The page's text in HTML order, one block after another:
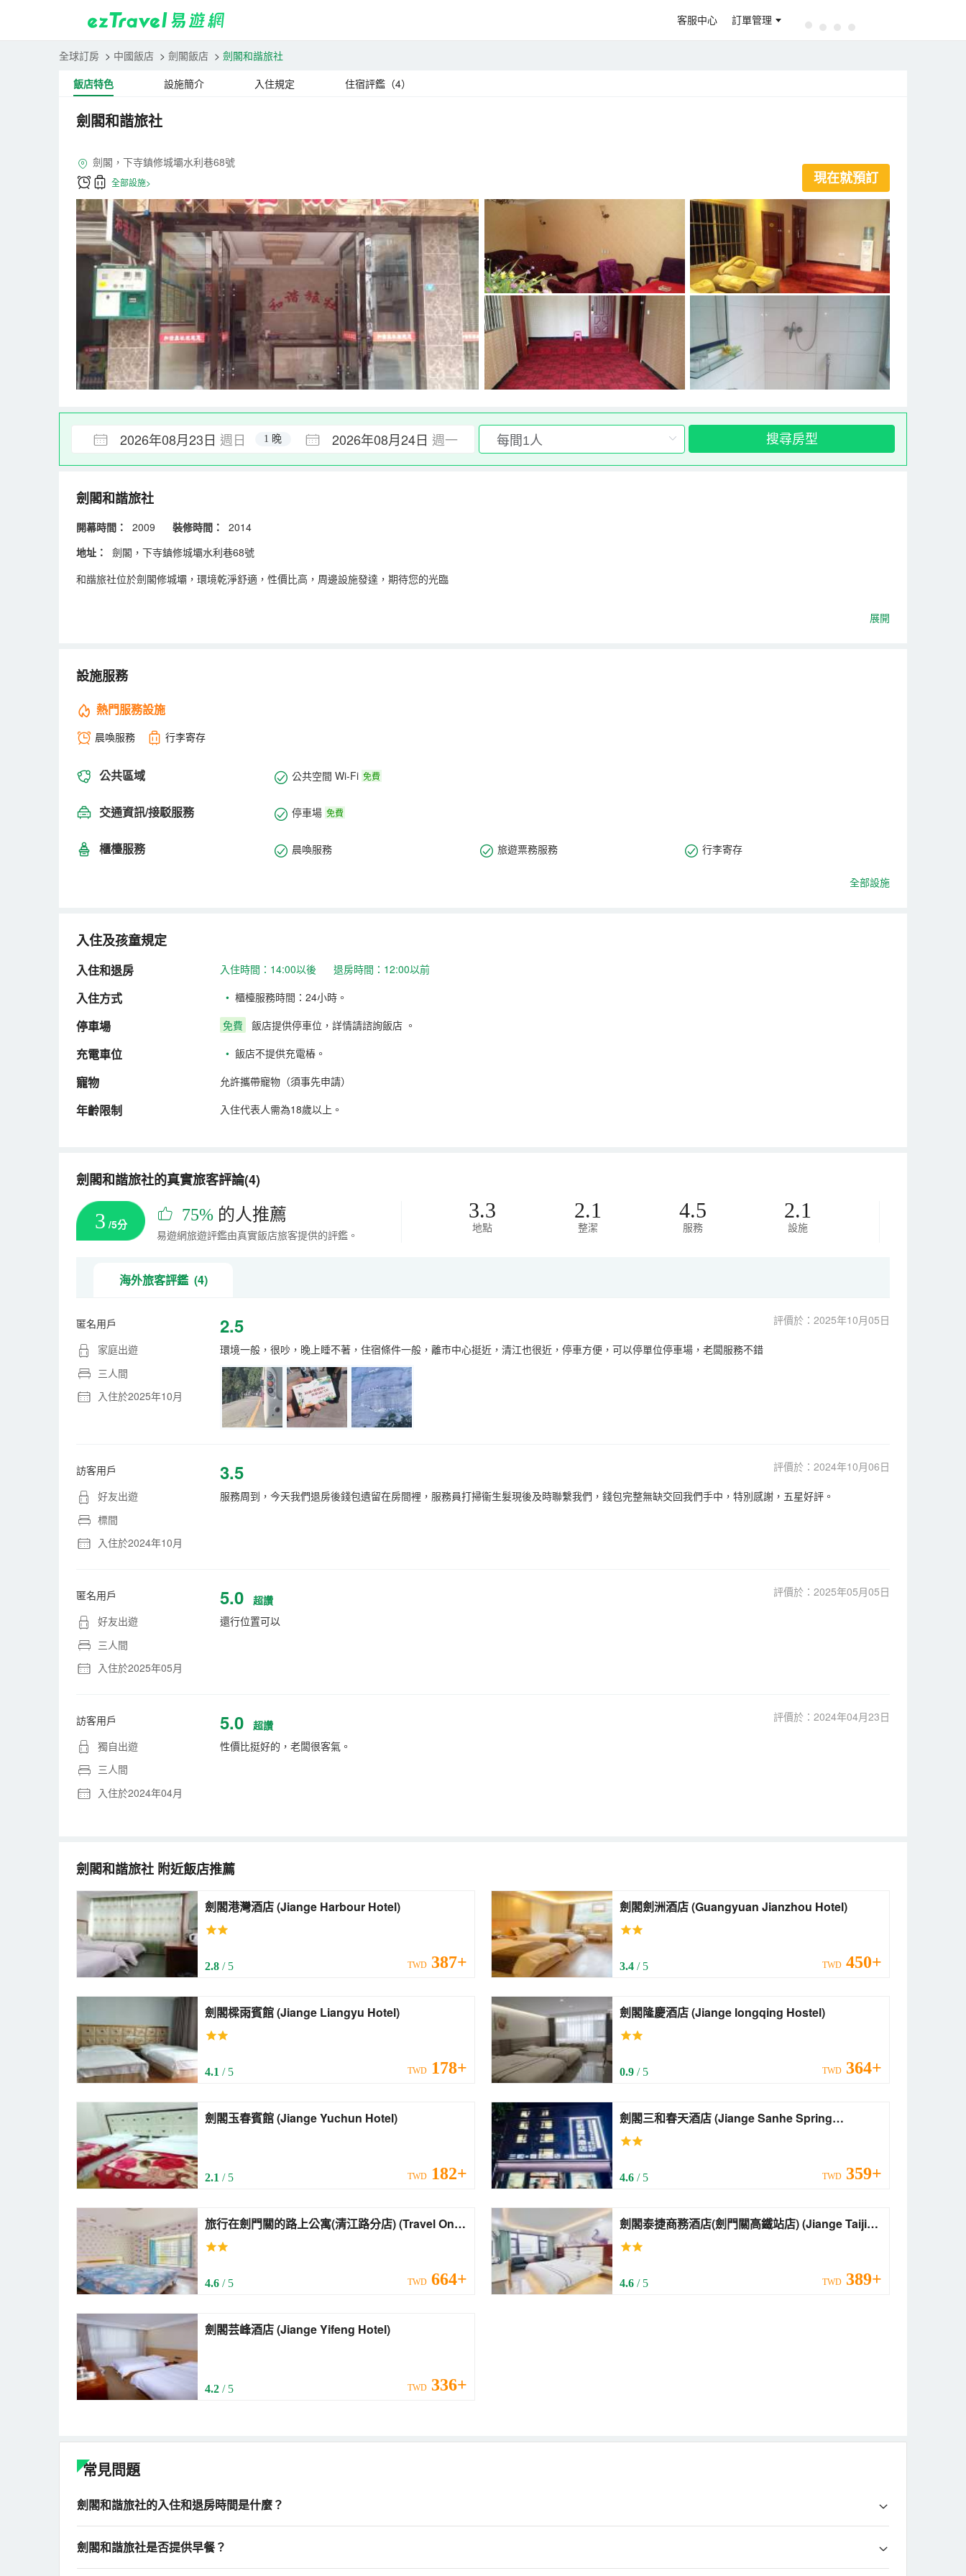
客服中心 訂單管理
全球訂房 > 中國飯店 > 劍閣飯店 > 劍閣和諧旅社
飯店特色
設施簡介 入住規定 住宿評鑑（4）
劍閣和諧旅社
劍閣，下寺鎮修城壩水利巷68號
全部設施> 現在就預訂
2026年08月23日 週日 2026年08月24日 週一
1 晚 搜尋房型
劍閣和諧旅社
開幕時間： 2009 裝修時間：
2014
地址：
劍閣，下寺鎮修城壩水利巷68號
和諧旅社位於劍閣修城壩，環境乾淨舒適，性價比高，周邊設施發達，期待您的光臨
展開
設施服務
熱門服務設施
晨喚服務 行李寄存
公共區域 公共空間 Wi-Fi 免費
交通資訊/接駁服務 停車場 免費
櫃檯服務 晨喚服務 旅遊票務服務 行李寄存
全部設施
入住及孩童規定
入住和退房 入住時間：14:00以後 退房時間：12:00以前
入住方式 • 櫃檯服務時間：24小時。
停車場 免費 飯店提供停車位，詳情請諮詢飯店 。
充電車位 • 飯店不提供充電樁。
寵物 允許攜帶寵物（須事先申請）
年齡限制 入住代表人需為18歲以上。
劍閣和諧旅社的真實旅客評論(4)
3 /5分 75% 的人推薦
易遊網旅遊評鑑由真實飯店旅客提供的評鑑。
3.3
地點
2.1
整潔
4.5
服務
2.1
設施
海外旅客評鑑 (4)
匿名用戶
家庭出遊
三人間
入住於2025年10月
2.5 評價於：2025年10月05日
環境一般，很吵，晚上睡不著，住宿條件一般，離市中心挺近，清江也很近，停車方便，可以停單位停車場，老闆服務不錯
訪客用戶
好友出遊
標間
入住於2024年10月
3.5 評價於：2024年10月06日
服務周到，今天我們退房後錢包遺留在房間裡，服務員打掃衞生髮現後及時聯繫我們，錢包完整無缺交回我們手中，特別感謝，五星好評。
匿名用戶
好友出遊
三人間
入住於2025年05月
5.0 超讚
評價於：2025年05月05日
還行位置可以
訪客用戶
獨自出遊
三人間
入住於2024年04月
5.0 超讚
評價於：2024年04月23日
性價比挺好的，老闆很客氣。
劍閣和諧旅社 附近飯店推薦
劍閣港灣酒店 (Jiange Harbour Hotel)
2.8 / 5 TWD 387+
劍閣劍洲酒店 (Guangyuan Jianzhou Hotel)
3.4/ 5 TWD 450+
劍閣樑雨賓館 (Jiange Liangyu Hotel)
4.1 / 5 TWD 178+
劍閣隆慶酒店 (Jiange longqing Hostel)
0.9/ 5 TWD 364+
劍閣玉春賓館 (Jiange Yuchun Hotel)
2.1 / 5 TWD 182+
劍閣三和春天酒店 (Jiange Sanhe Spring
Business Inn)
4.6/ 5 TWD 359+
旅行在劍門關的路上公寓(清江路分店) (Travel On
the Road of Jianmen Pass Apartment
4.6 / 5 TWD 664+
劍閣泰捷商務酒店(劍門關高鐵站店) (Jiange Taijie
Business Hotel)
4.6/ 5 TWD 389+
劍閣芸峰酒店 (Jiange Yifeng Hotel)
4.2 / 5 TWD 336+
常見問題
劍閣和諧旅社的入住和退房時間是什麼？
劍閣和諧旅社是否提供早餐？